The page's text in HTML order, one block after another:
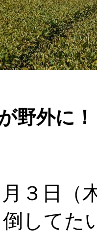
野外に
３日（
倒して